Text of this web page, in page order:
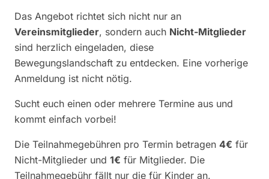
Das Angebot richtet sich nicht nur an
Vereinsmitglieder, sondern auch Nicht-Mitglieder
sind herzlich eingeladen, diese
Bewegungslandschaft zu entdecken. Eine vorherige
Anmeldung ist nicht nötig.
Sucht euch einen oder mehrere Termine aus und
kommt einfach vorbei!
Die Teilnahmegebühren pro Termin betragen 4€ für
Nicht-Mitglieder und 1€ für Mitglieder. Die
Teilnahmegebühr fällt nur die für Kinder an.